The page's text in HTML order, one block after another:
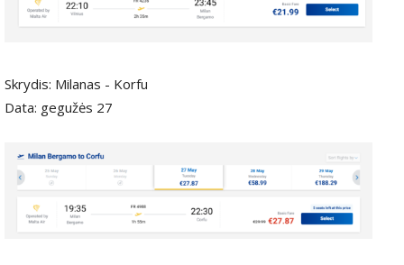
Skrydis: Milanas - Korfu
Data: gegužės 27